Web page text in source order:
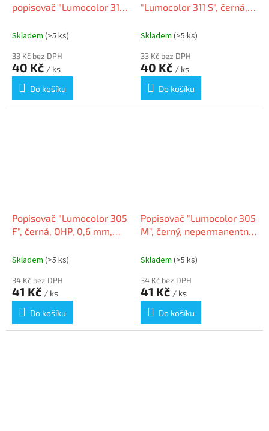
popisovač "Lumocolor 311
STAEDTLER 311-1
Skladem (>5 ks)
33 Kč bez DPH
40 Kč / ks
Do košíku
"Lumocolor 311 S", černá,
Skladem (>5 ks)
33 Kč bez DPH
40 Kč / ks
Do košíku
Popisovač "Lumocolor 305
F", černá, OHP, 0,6 mm,
STAEDTLER
Skladem (>5 ks)
34 Kč bez DPH
41 Kč / ks
Do košíku
Popisovač "Lumocolor 305
M", černý, nepermanentní,
Skladem (>5 ks)
34 Kč bez DPH
41 Kč / ks
Do košíku